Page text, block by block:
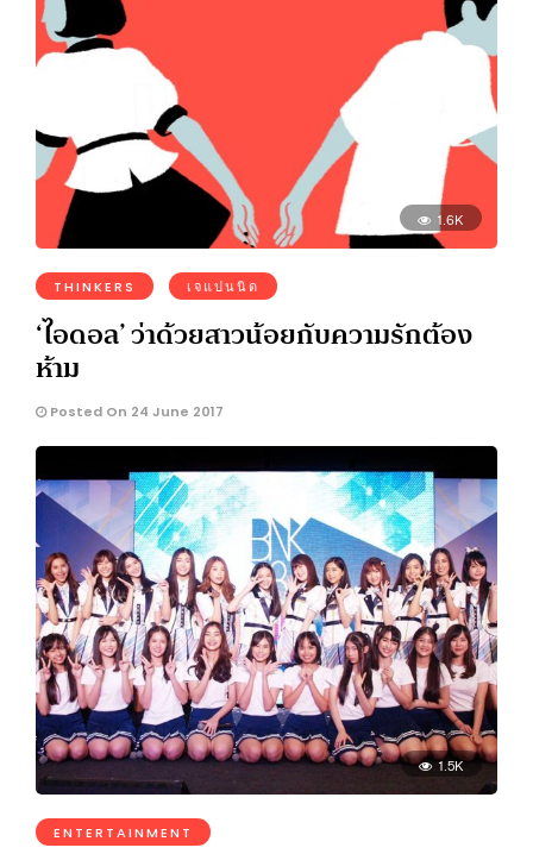
1.6K
THINKERS เจแปนนิด
‘ไอดอล’ ว่าด้วยสาวน้อยกับความรักต้อง
ห้าม
Posted On 24 June 2017
1.5K
ENTERTAINMENT